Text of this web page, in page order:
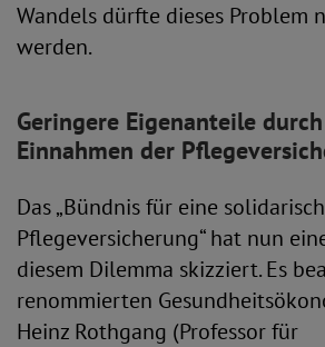
Wandels dürfte dieses Problem
werden.
Geringere Eigenanteile
Einnahmen der
Das „Bündnis für eine
Pflegeversicherung“ hat nun
diesem Dilemma skizziert. Es
renommierten
Heinz Rothgang (Professor für